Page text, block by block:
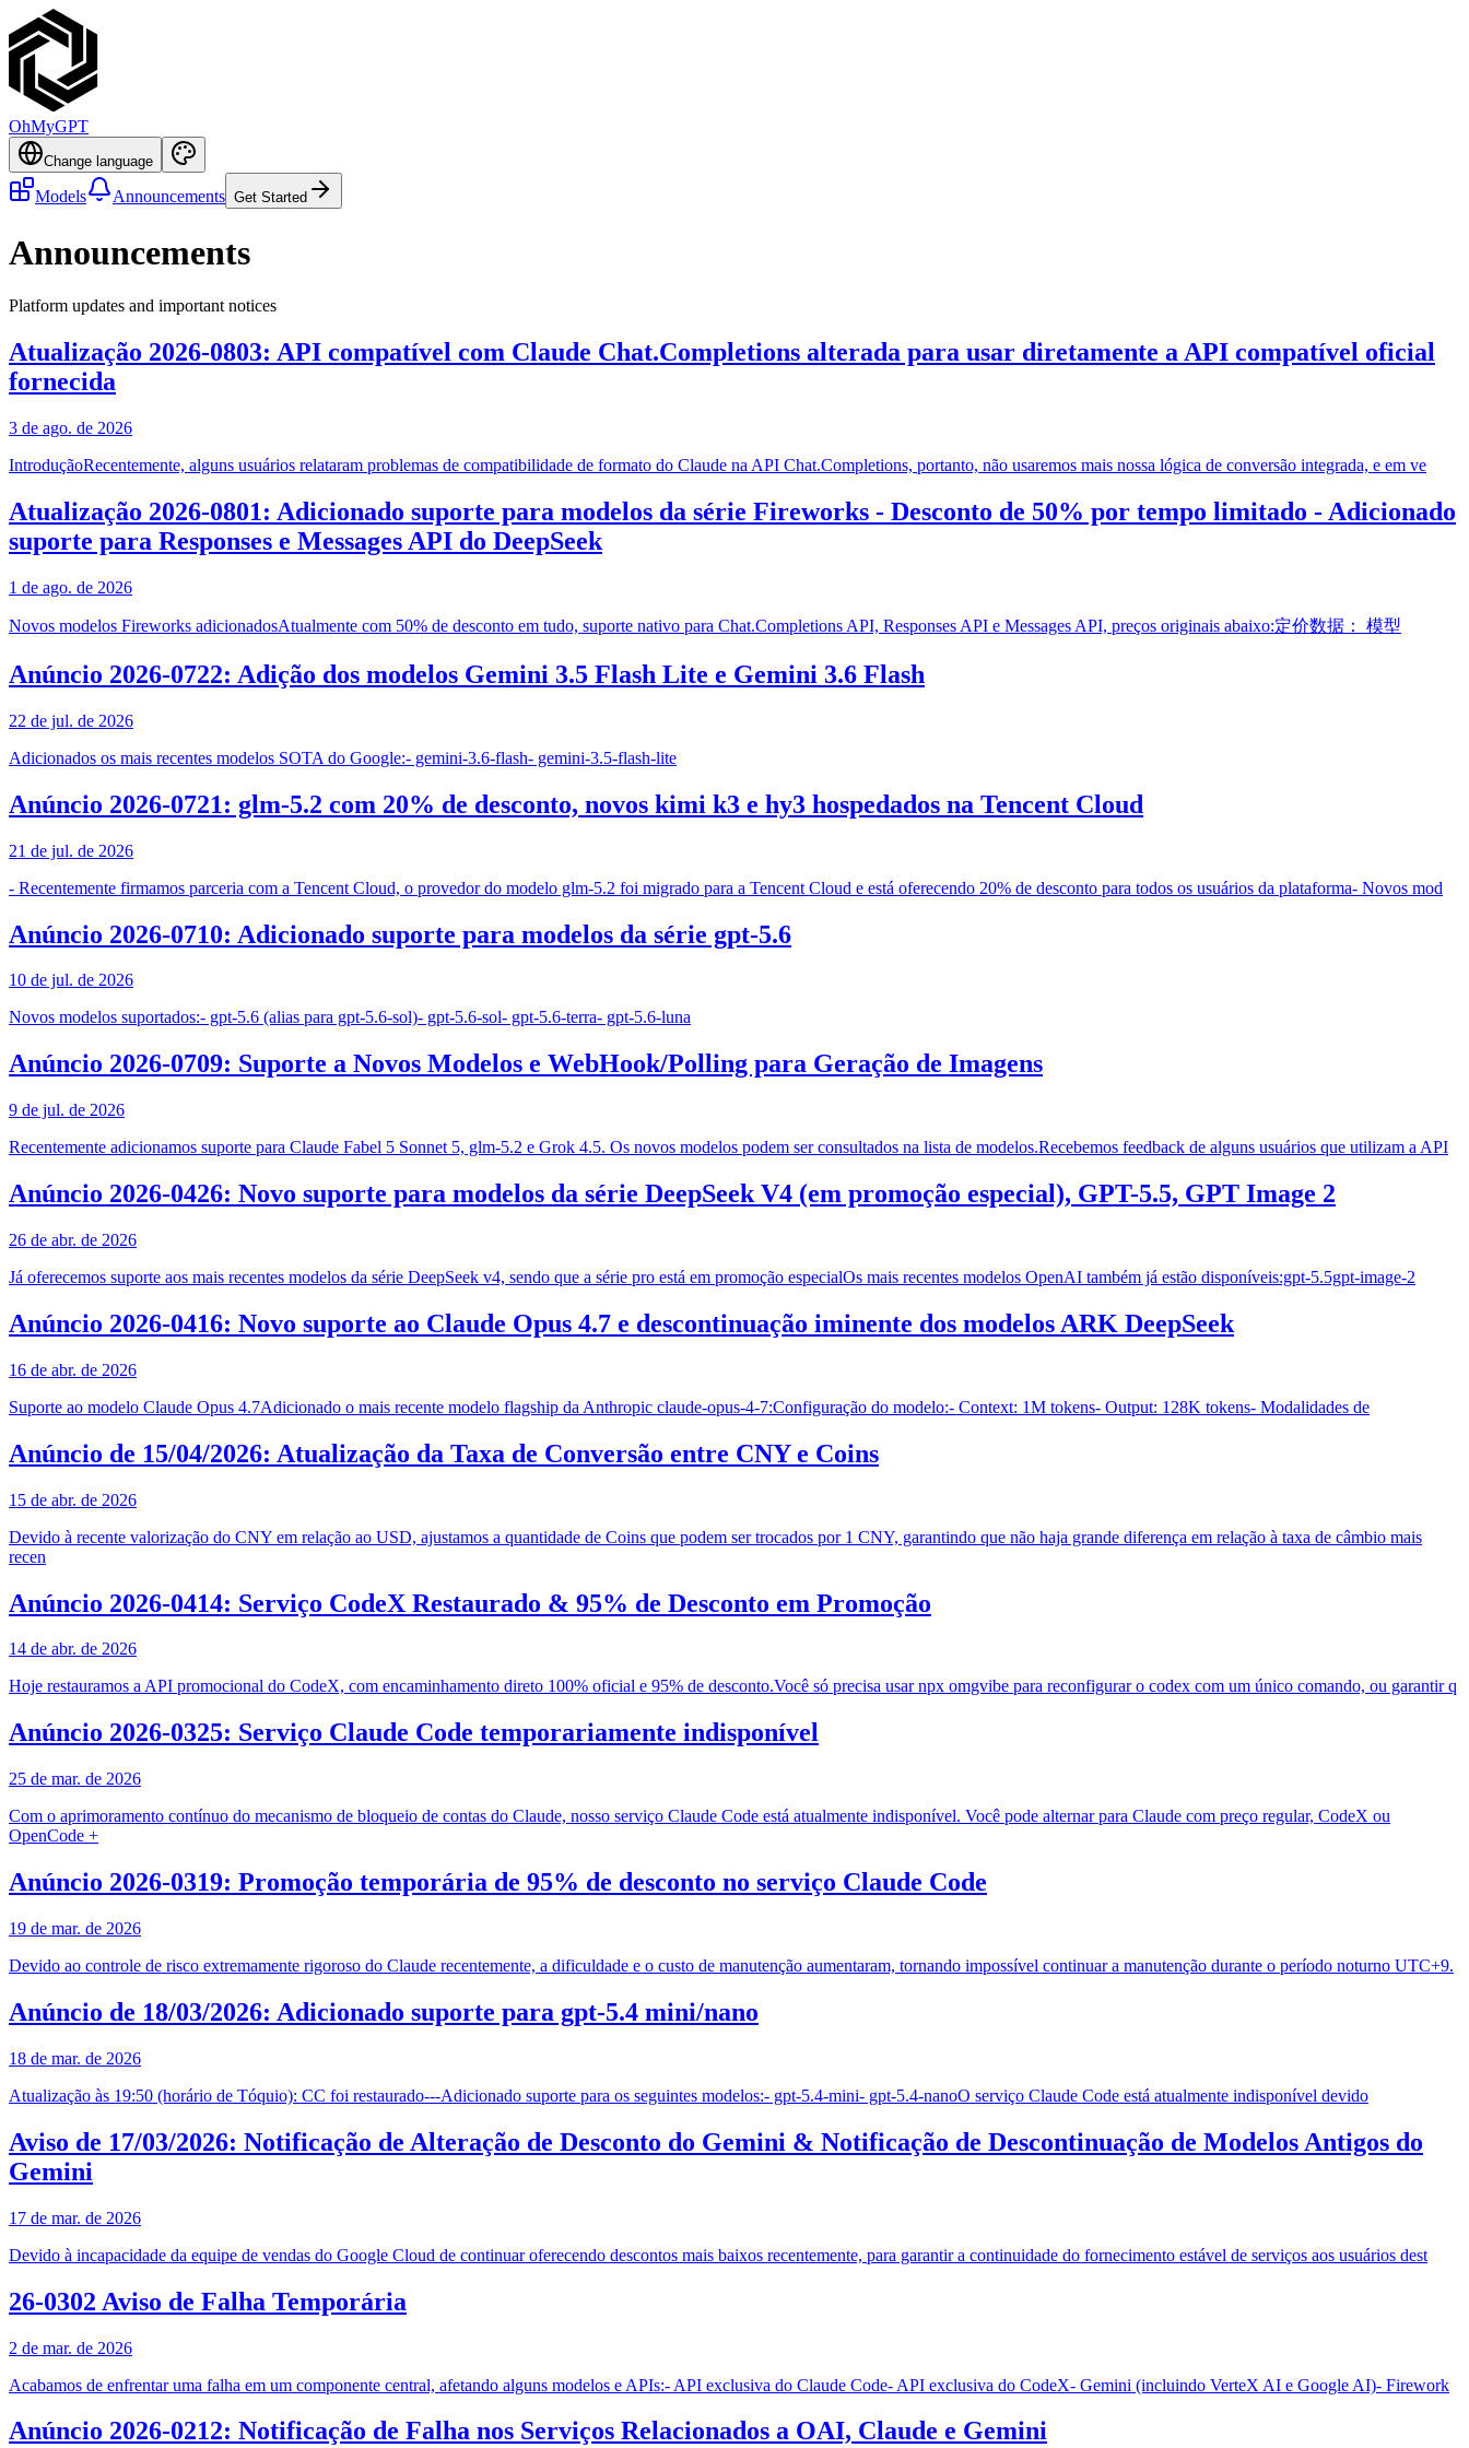
OhMyGPT
Change language
Models Announcements Get Started
Announcements
Platform updates and important notices
Atualização 2026-0803: API compatível com Claude Chat.Completions alterada para usar diretamente a API compatível oficial
fornecida
3 de ago. de 2026
IntroduçãoRecentemente, alguns usuários relataram problemas de compatibilidade de formato do Claude na API Chat.Completions, portanto, não usaremos mais nossa lógica de conversão integrada, e em ve
Atualização 2026-0801: Adicionado suporte para modelos da série Fireworks - Desconto de 50% por tempo limitado - Adicionado
suporte para Responses e Messages API do DeepSeek
1 de ago. de 2026
Novos modelos Fireworks adicionadosAtualmente com 50% de desconto em tudo, suporte nativo para Chat.Completions API, Responses API e Messages API, preços originais abaixo:定价数据： 模型
Anúncio 2026-0722: Adição dos modelos Gemini 3.5 Flash Lite e Gemini 3.6 Flash
22 de jul. de 2026
Adicionados os mais recentes modelos SOTA do Google:- gemini-3.6-flash- gemini-3.5-flash-lite
Anúncio 2026-0721: glm-5.2 com 20% de desconto, novos kimi k3 e hy3 hospedados na Tencent Cloud
21 de jul. de 2026
- Recentemente firmamos parceria com a Tencent Cloud, o provedor do modelo glm-5.2 foi migrado para a Tencent Cloud e está oferecendo 20% de desconto para todos os usuários da plataforma- Novos mod
Anúncio 2026-0710: Adicionado suporte para modelos da série gpt-5.6
10 de jul. de 2026
Novos modelos suportados:- gpt-5.6 (alias para gpt-5.6-sol)- gpt-5.6-sol- gpt-5.6-terra- gpt-5.6-luna
Anúncio 2026-0709: Suporte a Novos Modelos e WebHook/Polling para Geração de Imagens
9 de jul. de 2026
Recentemente adicionamos suporte para Claude Fabel 5 Sonnet 5, glm-5.2 e Grok 4.5. Os novos modelos podem ser consultados na lista de modelos.Recebemos feedback de alguns usuários que utilizam a API
Anúncio 2026-0426: Novo suporte para modelos da série DeepSeek V4 (em promoção especial), GPT-5.5, GPT Image 2
26 de abr. de 2026
Já oferecemos suporte aos mais recentes modelos da série DeepSeek v4, sendo que a série pro está em promoção especialOs mais recentes modelos OpenAI também já estão disponíveis:gpt-5.5gpt-image-2
Anúncio 2026-0416: Novo suporte ao Claude Opus 4.7 e descontinuação iminente dos modelos ARK DeepSeek
16 de abr. de 2026
Suporte ao modelo Claude Opus 4.7Adicionado o mais recente modelo flagship da Anthropic claude-opus-4-7:Configuração do modelo:- Context: 1M tokens- Output: 128K tokens- Modalidades de
Anúncio de 15/04/2026: Atualização da Taxa de Conversão entre CNY e Coins
15 de abr. de 2026
Devido à recente valorização do CNY em relação ao USD, ajustamos a quantidade de Coins que podem ser trocados por 1 CNY, garantindo que não haja grande diferença em relação à taxa de câmbio mais
recen
Anúncio 2026-0414: Serviço CodeX Restaurado & 95% de Desconto em Promoção
14 de abr. de 2026
Hoje restauramos a API promocional do CodeX, com encaminhamento direto 100% oficial e 95% de desconto.Você só precisa usar npx omgvibe para reconfigurar o codex com um único comando, ou garantir q
Anúncio 2026-0325: Serviço Claude Code temporariamente indisponível
25 de mar. de 2026
Com o aprimoramento contínuo do mecanismo de bloqueio de contas do Claude, nosso serviço Claude Code está atualmente indisponível. Você pode alternar para Claude com preço regular, CodeX ou
OpenCode +
Anúncio 2026-0319: Promoção temporária de 95% de desconto no serviço Claude Code
19 de mar. de 2026
Devido ao controle de risco extremamente rigoroso do Claude recentemente, a dificuldade e o custo de manutenção aumentaram, tornando impossível continuar a manutenção durante o período noturno UTC+9.
Anúncio de 18/03/2026: Adicionado suporte para gpt-5.4 mini/nano
18 de mar. de 2026
Atualização às 19:50 (horário de Tóquio): CC foi restaurado---Adicionado suporte para os seguintes modelos:- gpt-5.4-mini- gpt-5.4-nanoO serviço Claude Code está atualmente indisponível devido
Aviso de 17/03/2026: Notificação de Alteração de Desconto do Gemini & Notificação de Descontinuação de Modelos Antigos do
Gemini
17 de mar. de 2026
Devido à incapacidade da equipe de vendas do Google Cloud de continuar oferecendo descontos mais baixos recentemente, para garantir a continuidade do fornecimento estável de serviços aos usuários dest
26-0302 Aviso de Falha Temporária
2 de mar. de 2026
Acabamos de enfrentar uma falha em um componente central, afetando alguns modelos e APIs:- API exclusiva do Claude Code- API exclusiva do CodeX- Gemini (incluindo VerteX AI e Google AI)- Firework
Anúncio 2026-0212: Notificação de Falha nos Serviços Relacionados a OAI, Claude e Gemini